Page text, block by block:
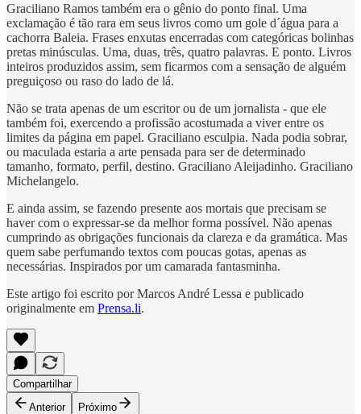
Graciliano Ramos também era o gênio do ponto final. Uma
exclamação é tão rara em seus livros como um gole d´água para a
cachorra Baleia. Frases enxutas encerradas com categóricas bolinhas
pretas minúsculas. Uma, duas, três, quatro palavras. E ponto. Livros
inteiros produzidos assim, sem ficarmos com a sensação de alguém
preguiçoso ou raso do lado de lá.
Não se trata apenas de um escritor ou de um jornalista - que ele
também foi, exercendo a profissão acostumada a viver entre os
limites da página em papel. Graciliano esculpia. Nada podia sobrar,
ou maculada estaria a arte pensada para ser de determinado
tamanho, formato, perfil, destino. Graciliano Aleijadinho. Graciliano
Michelangelo.
E ainda assim, se fazendo presente aos mortais que precisam se
haver com o expressar-se da melhor forma possível. Não apenas
cumprindo as obrigações funcionais da clareza e da gramática. Mas
quem sabe perfumando textos com poucas gotas, apenas as
necessárias. Inspirados por um camarada fantasminha.
Este artigo foi escrito por Marcos André Lessa e publicado
originalmente em Prensa.li.
Compartilhar
Anterior
Próximo